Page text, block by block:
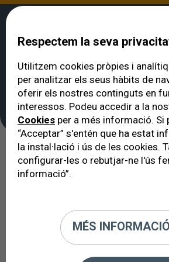
VERTE
Unitats
El model organitzatiu
oftalmològic de VERTE.
Dia rere dia l’atenció mèdica
complexitat més gran. El
visual no n’és una excepció.
Respectem la seva
Utilitzem cookies pròpies i
per analitzar els seus hàbits de
oferir els nostres continguts en
interessos. Podeu accedir a la
Cookies per a més informació. Si
“Acceptar” s'entén que ha estat
la instal·lació i ús de les cookies.
configurar-les o rebutjar-ne l'ús
informació”.
MÉS INFORMACIÓ